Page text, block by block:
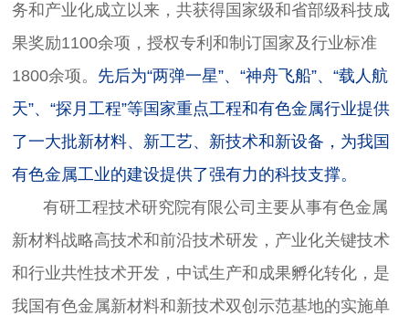
务和产业化成立以来，共获得国家级和省部级科技成
果奖励1100余项，授权专利和制订国家及行业标准
1800余项。 先后为“两弹一星”、“神舟飞船”、“载人航
天”、“探月工程”等国家重点工程和有色金属行业提供
了一大批新材料、新工艺、新技术和新设备，为我国
有色金属工业的建设提供了强有力的科技支撑。
有研工程技术研究院有限公司主要从事有色金属
新材料战略高技术和前沿技术研发，产业化关键技术
和行业共性技术开发，中试生产和成果孵化转化，是
我国有色金属新材料和新技术双创示范基地的实施单